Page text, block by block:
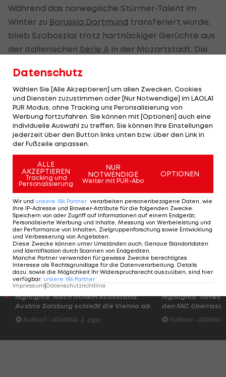
Während das norwegische Stürmer-Talent im
Winter zu Borussia Dortmund transferiert wurde,
blieb Szoboszlai trotz hartnäckiger Gerüchte aus
der italienischen Serie A in der Mozartstadt. Die
achtfache ungarische Teamspieler allemal.
Auf die Frage, ob er zu gut für Österreich sei,
antwortet Szoboszlai wie folgt: "Das kann man
nicht sagen. Ich spiele für Salzburg und bis Ende
der Saison werde ich auch bei Red Bull Salzburg
spielen." Und dann? "Werden wir sehen", ergänzt
das Top-Talent und lässt die Gerüchte um einen
Transfer zum AC Mailandim Raum stehen.
Marsch:
Sind
noch
nicht
Bundesliga
Highlights: Nach frühem Rückstand:
Austria Salzburg schießt die Vienna ab
Fußball - ADMIRAL 2. Liga
Highlights:
den FAC
Fußball -
Datenschutz
Wählen Sie [Alle Akzeptieren] um allen Zwecken, Cookies
und Diensten zuzustimmen oder [Nur Notwendige] im LAOLA1
PUR Modus, ohne Tracking uns Peronsalisierung von
Werbung fortzufahren. Sie können mit [Optionen] auch eine
individuelle Auswahl zu treffen. Sie können Ihre Einstellungen
jederzeit über den Button links unten bzw. über den Link in
der Fußzeile anpassen.
ALLE
AKZEPTIEREN
Tracking und
Personalisierung
NUR
NOTWENDIGE
Weiter mit PUR-Abo
OPTIONEN
Wir und unsere 186 Partner verarbeiten personenbezogene Daten, wie
Ihre IP-Adresse und Browser-Attribute für die folgenden Zwecke:
Speichern von oder Zugriff auf Informationen auf einem Endgerät;
Personalisierte Werbung und Inhalte, Messung von Werbeleistung und
der Performance von Inhalten, Zielgruppenforschung sowie Entwicklung
und Verbesserung von Angeboten
Diese Zwecke können unter Umständen auch: Genaue Standortdaten
und Identifikation durch Scannen von Endgeräten
Manche Partner verwenden für gewisse Zwecke berechtigtes
Interesse als Rechtsgrundlage für die Datenverarbeitung. Details
dazu, sowie die Möglichkeit Ihr Widerspruchsrecht auszuüben, sind hier
verfügbar: unsere 186 Partner
Impressum|Datenschutzrichtlinie